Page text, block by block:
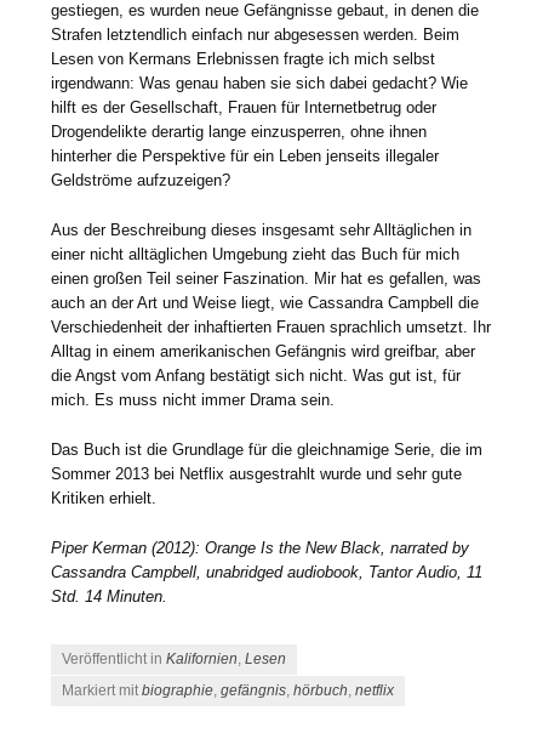
gestiegen, es wurden neue Gefängnisse gebaut, in denen die
Strafen letztendlich einfach nur abgesessen werden. Beim
Lesen von Kermans Erlebnissen fragte ich mich selbst
irgendwann: Was genau haben sie sich dabei gedacht? Wie
hilft es der Gesellschaft, Frauen für Internetbetrug oder
Drogendelikte derartig lange einzusperren, ohne ihnen
hinterher die Perspektive für ein Leben jenseits illegaler
Geldströme aufzuzeigen?
Aus der Beschreibung dieses insgesamt sehr Alltäglichen in
einer nicht alltäglichen Umgebung zieht das Buch für mich
einen großen Teil seiner Faszination. Mir hat es gefallen, was
auch an der Art und Weise liegt, wie Cassandra Campbell die
Verschiedenheit der inhaftierten Frauen sprachlich umsetzt. Ihr
Alltag in einem amerikanischen Gefängnis wird greifbar, aber
die Angst vom Anfang bestätigt sich nicht. Was gut ist, für
mich. Es muss nicht immer Drama sein.
Das Buch ist die Grundlage für die gleichnamige Serie, die im
Sommer 2013 bei Netflix ausgestrahlt wurde und sehr gute
Kritiken erhielt.
Piper Kerman (2012): Orange Is the New Black, narrated by
Cassandra Campbell, unabridged audiobook, Tantor Audio, 11
Std. 14 Minuten.
Veröffentlicht inKalifornien,Lesen
Markiert mitbiographie,gefängnis,hörbuch,netflix